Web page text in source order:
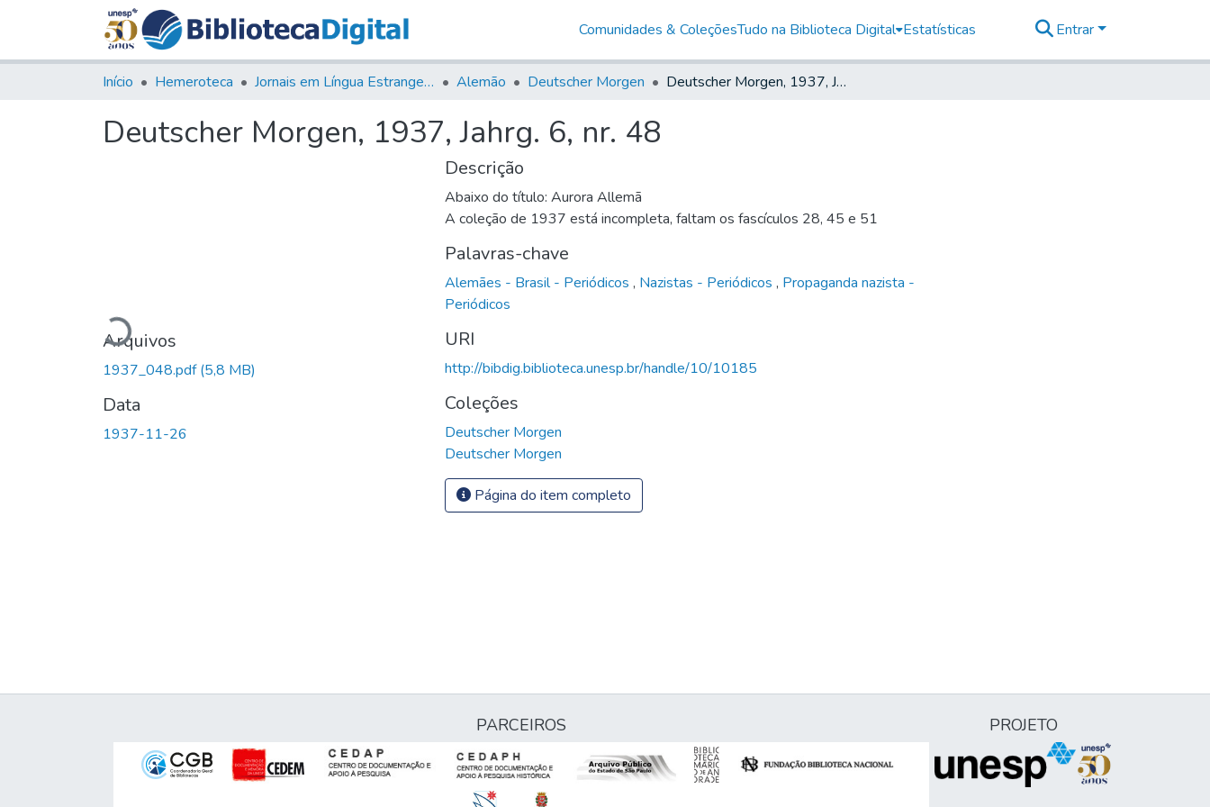
Comunidades & ColeçõesTudo na Biblioteca Digital Estatísticas Entrar
Início Hemeroteca Jornais em Língua Estrangeira Alemão Deutscher Morgen Deutscher Morgen, 1937, Jahrg. 6, nr. 48
Deutscher Morgen, 1937, Jahrg. 6, nr. 48
Carregando...
Arquivos
1937_048.pdf(5,8 MB)
Data
1937-11-26
Descrição
Abaixo do título: Aurora Allemã
A coleção de 1937 está incompleta, faltam os fascículos 28, 45 e 51
Palavras-chave
Alemães - Brasil - Periódicos , Nazistas - Periódicos , Propaganda nazista -
Periódicos
URI
http://bibdig.biblioteca.unesp.br/handle/10/10185
Coleções
Deutscher Morgen
Deutscher Morgen
Página do item completo
PARCEIROS PROJETO